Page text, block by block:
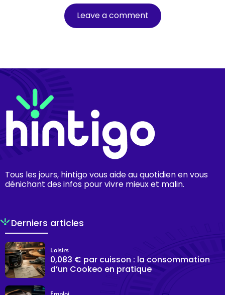
Tous les jours, hintigo vous aide au quotidien en vous
dénichant des infos pour vivre mieux et malin.
Derniers articles
0,083 € par cuisson : la consommation
d’un Cookeo en pratique
Loisirs